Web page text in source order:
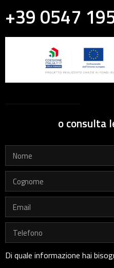
+39 0547
o consulta
Di quale informazione hai